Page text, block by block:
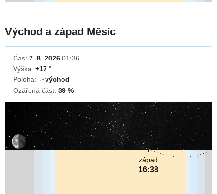
Východ a západ Měsíc
Čas: 7. 8. 2026 01:36
Výška: +17 °
Poloha:
↓východ
Ozářená část: 39 %
západ
16:38